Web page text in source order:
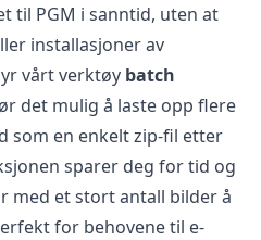
til PGM i sanntid, uten at
installasjoner av
vårt verktøy batch
det mulig å laste opp flere
som en enkelt zip-fil etter
sparer deg for tid og
med et stort antall bilder å
for behovene til e-